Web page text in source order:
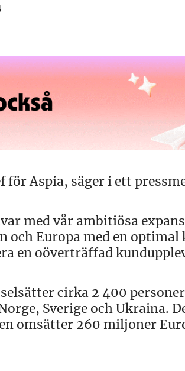
för Aspia, säger i ett
med vår ambitiösa
Europa med en optimal
en oöverträffad
cirka 2 400
Sverige och Ukraina.
omsätter 260 miljoner